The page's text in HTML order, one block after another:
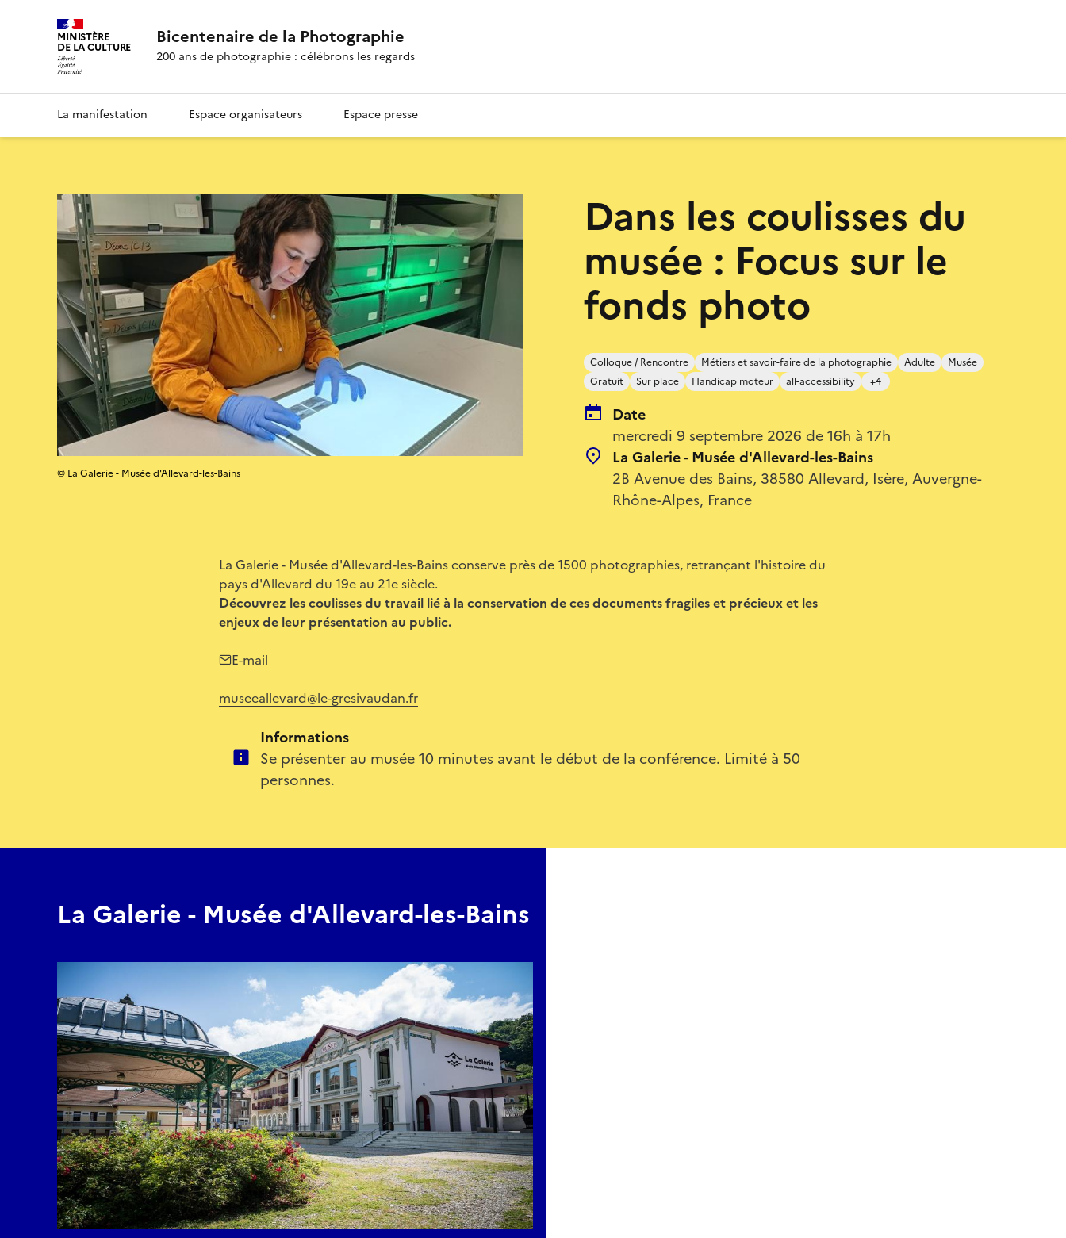
MINISTÈRE
DE LA CULTURE Bicentenaire de la Photographie
200 ans de photographie : célébrons les regards
La manifestation Espace organisateurs Espace presse
Dans les coulisses du
musée : Focus sur le
fonds photo
Colloque / Rencontre Métiers et savoir-faire de la photographie Adulte
Musée
Gratuit
Sur place Handicap moteur all-accessibility +4
Date
mercredi 9 septembre 2026 de 16h à 17h
La Galerie - Musée d'Allevard-les-Bains
2B Avenue des Bains, 38580 Allevard, Isère, Auvergne-
Rhône-Alpes, France
© La Galerie - Musée d'Allevard-les-Bains
La Galerie - Musée d'Allevard-les-Bains conserve près de 1500 photographies, retrançant l'histoire du
pays d'Allevard du 19e au 21e siècle.
Découvrez les coulisses du travail lié à la conservation de ces documents fragiles et précieux et les
enjeux de leur présentation au public.
E-mail
museeallevard@le-gresivaudan.fr
Informations
Se présenter au musée 10 minutes avant le début de la conférence. Limité à 50
personnes.
La Galerie - Musée d'Allevard-les-Bains